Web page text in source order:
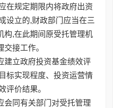
在规定期限内将政府出资
设立的,财政部门应当在三
构,在此期间原受托管理机
接工作。
立政府投资基金绩效评
标实现程度、投资运营情
评价结果。
同有关部门对受托管理